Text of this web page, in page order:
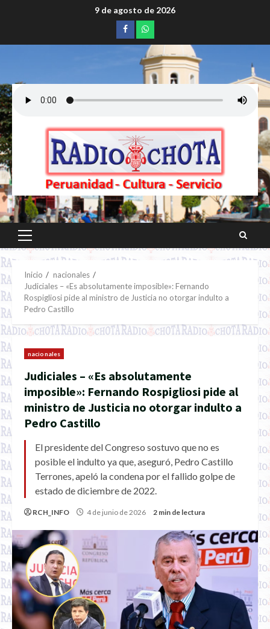
9 de agosto de 2026
Facebookwhatsapp
Menú
principal
Inicio
nacionales
Judiciales – «Es absolutamente imposible»: Fernando
Rospigliosi pide al ministro de Justicia no otorgar indulto a
Pedro Castillo
nacionales
Judiciales – «Es absolutamente
imposible»: Fernando Rospigliosi pide al
ministro de Justicia no otorgar indulto a
Pedro Castillo
El presidente del Congreso sostuvo que no es
posible el indulto ya que, aseguró, Pedro Castillo
Terrones, apeló la condena por el fallido golpe de
estado de diciembre de 2022.
RCH_INFO 4 de junio de 2026 2 min de lectura